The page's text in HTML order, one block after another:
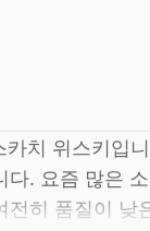
치 위스키입
. 요즘 많은
히 품질이 낮